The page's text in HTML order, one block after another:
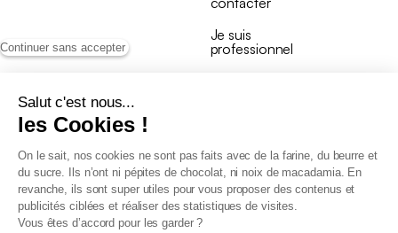
Continuer sans accepter
Salut c'est nous...
les Cookies !
On le sait, nos cookies ne sont pas faits avec de la farine, du beurre et
du sucre. Ils n’ont ni pépites de chocolat, ni noix de macadamia. En
revanche, ils sont super utiles pour vous proposer des contenus et
publicités ciblées et réaliser des statistiques de visites.
Vous êtes d’accord pour les garder ?
Je suis
professionnel
Conditions générales de vente
Conditions générales du programme de fidélité
Charte de données personnelles
Conditions générales de vente Pro
Déclaration d’accessibilité